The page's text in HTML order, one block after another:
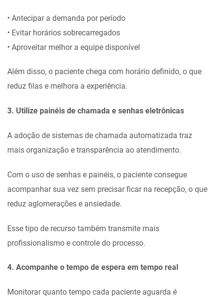
• Antecipar a demanda por período
• Evitar horários sobrecarregados
• Aproveitar melhor a equipe disponível
Além disso, o paciente chega com horário definido, o que
reduz filas e melhora a experiência.
3. Utilize painéis de chamada e senhas eletrônicas
A adoção de sistemas de chamada automatizada traz
mais organização e transparência ao atendimento.
Com o uso de senhas e painéis, o paciente consegue
acompanhar sua vez sem precisar ficar na recepção, o que
reduz aglomerações e ansiedade.
Esse tipo de recurso também transmite mais
profissionalismo e controle do processo.
4. Acompanhe o tempo de espera em tempo real
Monitorar quanto tempo cada paciente aguarda é